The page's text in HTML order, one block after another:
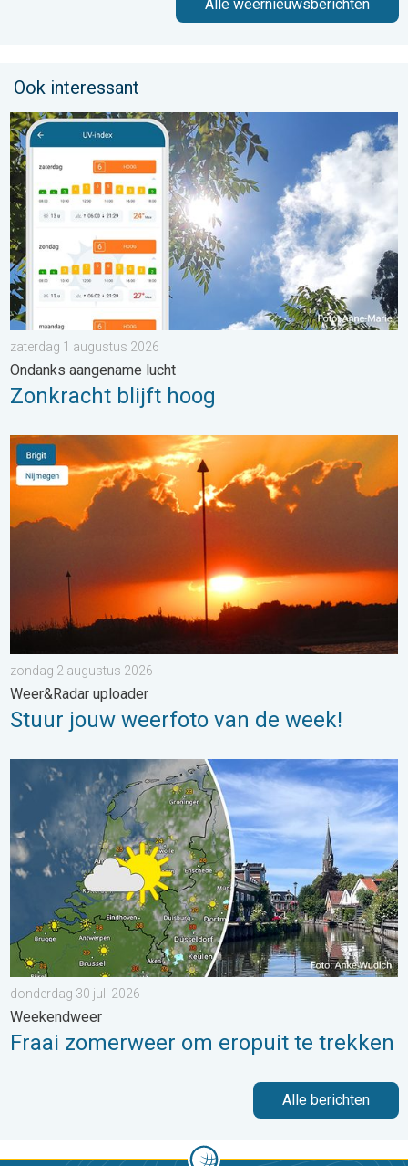
Alle weernieuwsberichten
Ook interessant
Zonkracht blijft hoog. Ondanks aangename lucht. . . zaterdag
zaterdag 1 augustus 2026
Ondanks aangename lucht
Zonkracht blijft hoog
Stuur jouw weerfoto van de week!. Weer&Radar uploader. . .
zondag 2 augustus 2026
Weer&Radar uploader
Stuur jouw weerfoto van de week!
Fraai zomerweer om eropuit te trekken. Weekendweer. . .
donderdag 30 juli 2026
Weekendweer
Fraai zomerweer om eropuit te trekken
Alle berichten